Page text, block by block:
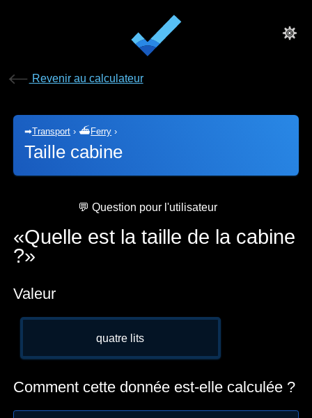
Revenir au calculateur
➡Transport ›⛴ Ferry ›
Taille cabine
💬 Question pour l'utilisateur
Quelle est la taille de la cabine
?
Valeur
quatre lits
Comment cette donnée est-elle calculée ?